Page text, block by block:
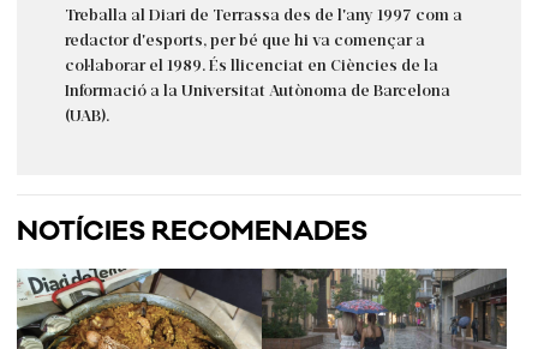
Treballa al Diari de Terrassa des de l'any 1997 com a
redactor d'esports, per bé que hi va començar a
col·laborar el 1989. És llicenciat en Ciències de la
Informació a la Universitat Autònoma de Barcelona
(UAB).
NOTÍCIES RECOMENADES